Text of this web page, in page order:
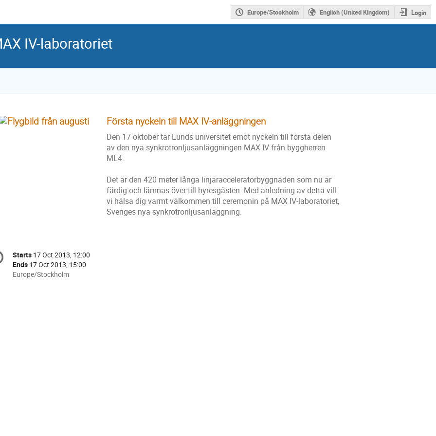
Europe/Stockholm English (United Kingdom) Login
IV-laboratoriet
Första nyckeln till MAX IV-anläggningen
Den 17 oktober tar Lunds universitet emot nyckeln till första delen
av den nya synkrotronljusanläggningen MAX IV från byggherren
ML4.
Det är den 420 meter långa linjäracceleratorbyggnaden som nu är
färdig och lämnas över till hyresgästen. Med anledning av detta vill
vi hälsa dig varmt välkommen till ceremonin på MAX IV-laboratoriet,
Sveriges nya synkrotronljusanläggning.
Date/Time
Starts 17 Oct 2013, 12:00
Ends 17 Oct 2013, 15:00
All
Europe/Stockholm